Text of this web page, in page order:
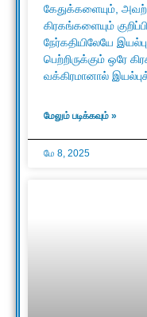
கேதுக்களையும்,
கிரகங்களையும்
நேர்கதியிலேயே
பெற்றிருக்கும் ஒரே
வக்கிரமானால்
மேலும் படிக்கவும் »
மே 8, 2025